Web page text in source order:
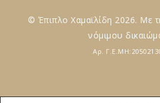
© Έπιπλο Χαμαϊλίδη 2026. Με
νόμιμου
Αρ.